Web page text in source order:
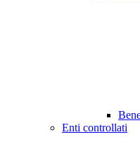
Enti controllati